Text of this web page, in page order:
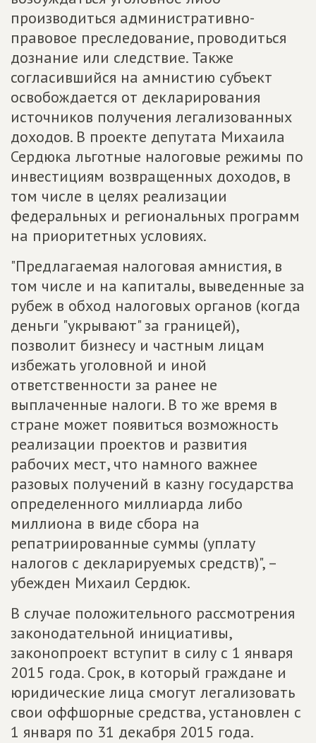
производиться административно-
правовое преследование, проводиться
дознание или следствие. Также
согласившийся на амнистию субъект
освобождается от декларирования
источников получения легализованных
доходов. В проекте депутата Михаила
Сердюка льготные налоговые режимы по
инвестициям возвращенных доходов, в
том числе в целях реализации
федеральных и региональных программ
на приоритетных условиях.
"Предлагаемая налоговая амнистия, в
том числе и на капиталы, выведенные за
рубеж в обход налоговых органов (когда
деньги "укрывают" за границей),
позволит бизнесу и частным лицам
избежать уголовной и иной
ответственности за ранее не
выплаченные налоги. В то же время в
стране может появиться возможность
реализации проектов и развития
рабочих мест, что намного важнее
разовых получений в казну государства
определенного миллиарда либо
миллиона в виде сбора на
репатриированные суммы (уплату
налогов с декларируемых средств)", –
убежден Михаил Сердюк.
В случае положительного рассмотрения
законодательной инициативы,
законопроект вступит в силу с 1 января
2015 года. Срок, в который граждане и
юридические лица смогут легализовать
свои оффшорные средства, установлен с
1 января по 31 декабря 2015 года.